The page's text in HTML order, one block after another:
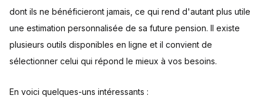
dont ils ne bénéficieront jamais, ce qui rend d'autant plus utile
une estimation personnalisée de sa future pension. Il existe
plusieurs outils disponibles en ligne et il convient de
sélectionner celui qui répond le mieux à vos besoins.
En voici quelques-uns intéressants :